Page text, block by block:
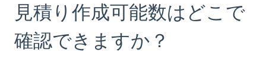
見積り作成可能数はどこで
確認できますか？